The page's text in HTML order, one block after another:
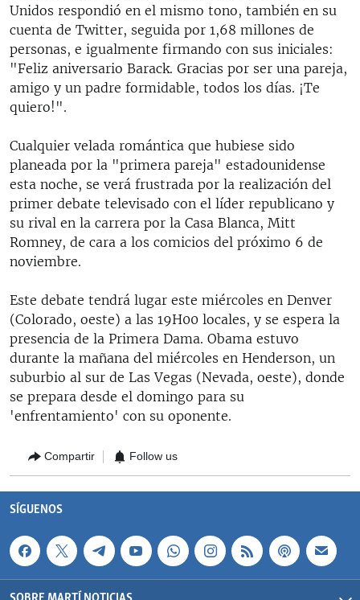
Unidos respondió en el mismo tono, también en su
cuenta de Twitter, seguida por 1,68 millones de
personas, e igualmente firmando con sus iniciales:
"Feliz aniversario Barack. Gracias por ser una pareja,
amigo y un padre formidable, todos los días. ¡Te
quiero!".
Cualquier velada romántica que hubiese sido
planeada por la "primera pareja" estadounidense
esta noche, se verá frustrada por la realización del
primer debate televisado con el líder republicano y
su rival en la carrera por la Casa Blanca, Mitt
Romney, de cara a los comicios del próximo 6 de
noviembre.
Este debate tendrá lugar este miércoles en Denver
(Colorado, oeste) a las 19H00 locales, y se espera la
presencia de la Primera Dama. Obama estuvo
durante la mañana del miércoles en Henderson, un
suburbio al sur de Las Vegas (Nevada, oeste), donde
se prepara desde el domingo para su
'enfrentamiento' con su oponente.
Compartir Follow us
SÍGUENOS